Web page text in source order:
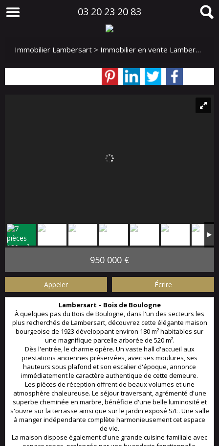
03 20 23 20 83
Immobilier Lambersart > Immobilier en vente Lambersart
950 000 €
Appeler Écrire
Lambersart – Bois de Boulogne
À quelques pas du Bois de Boulogne, dans l'un des secteurs les
plus recherchés de Lambersart, découvrez cette élégante maison
bourgeoise de 1923 développant environ 180 m² habitables sur
une magnifique parcelle arborée de 520 m².
Dès l'entrée, le charme opère. Un vaste hall d'accueil aux
prestations anciennes préservées, avec ses moulures, ses
hauteurs sous plafond et son escalier d'époque, annonce
immédiatement le caractère authentique de cette demeure.
Les pièces de réception offrent de beaux volumes et une
atmosphère chaleureuse. Le séjour traversant, agrémenté d'une
superbe cheminée en marbre, bénéficie d'une belle luminosité et
s'ouvre sur la terrasse ainsi que sur le jardin exposé S/E. Une salle
à manger indépendante complète harmonieusement cet espace
de vie.
La maison dispose également d'une grande cuisine familiale avec